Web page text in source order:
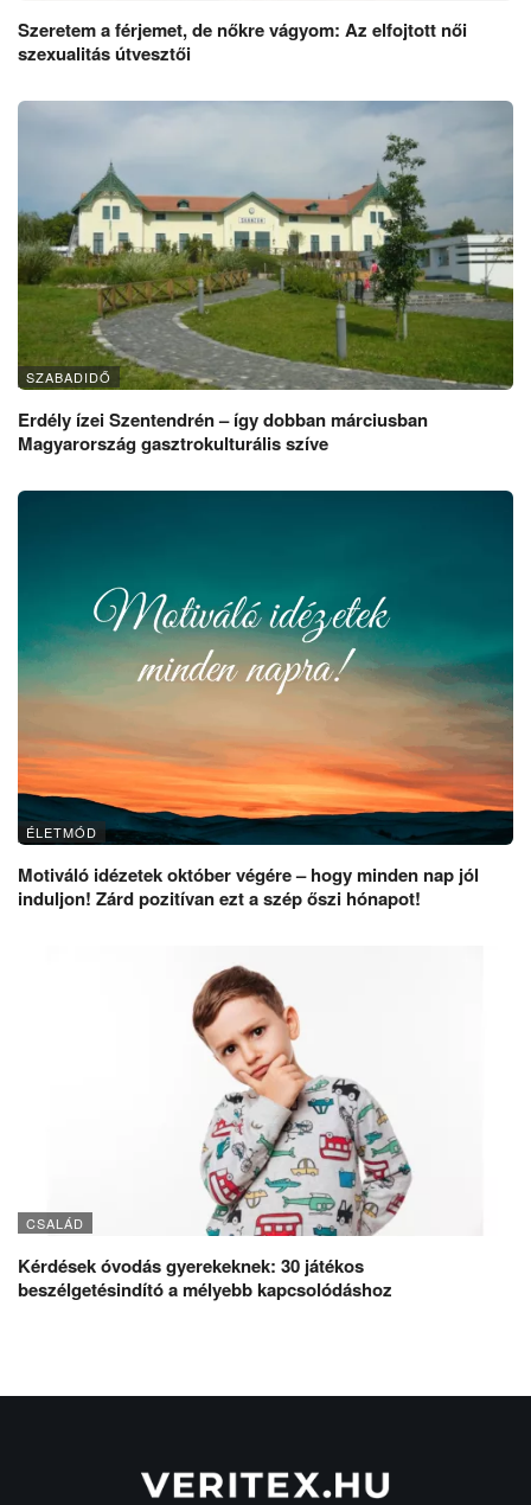
Szeretem a férjemet, de nőkre vágyom: Az elfojtott női
szexualitás útvesztői
SZABADIDŐ
Erdély ízei Szentendrén – így dobban márciusban
Magyarország gasztrokulturális szíve
ÉLETMÓD
Motiváló idézetek október végére – hogy minden nap jól
induljon! Zárd pozitívan ezt a szép őszi hónapot!
CSALÁD
Kérdések óvodás gyerekeknek: 30 játékos
beszélgetésindító a mélyebb kapcsolódáshoz